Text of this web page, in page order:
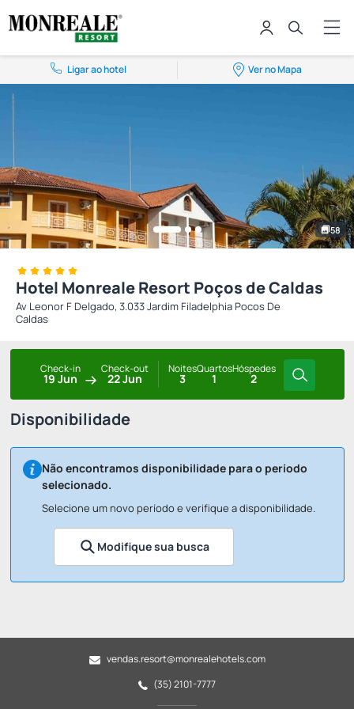
Ligar ao hotel Ver no Mapa
58
Hotel Monreale Resort Poços de Caldas
Av Leonor F Delgado, 3.033 Jardim Filadelphia Pocos De
Caldas
Check-in
19 Jun
Check-out
22 Jun
Noites
3
Quartos
1
Hóspedes
2
Disponibilidade
Não encontramos disponibilidade para o período
selecionado.
Selecione um novo período e verifique a disponibilidade.
Modifique sua busca
vendas.resort@monrealehotels.com
(35) 2101-7777